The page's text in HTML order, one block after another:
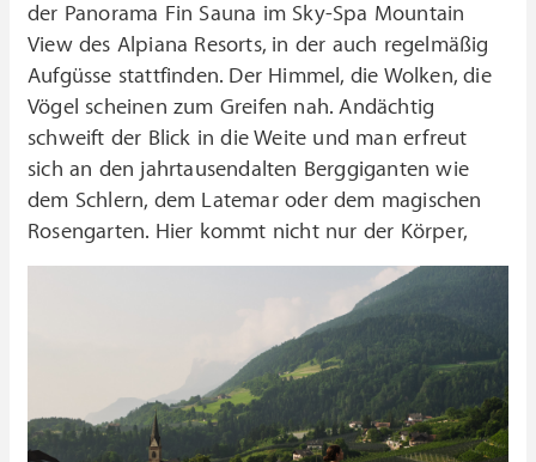
der Panorama Fin Sauna im Sky-Spa Mountain
View des Alpiana Resorts, in der auch regelmäßig
Aufgüsse stattfinden. Der Himmel, die Wolken, die
Vögel scheinen zum Greifen nah. Andächtig
schweift der Blick in die Weite und man erfreut
sich an den jahrtausendalten Berggiganten wie
dem Schlern, dem Latemar oder dem magischen
Rosengarten. Hier kommt nicht nur der Körper,